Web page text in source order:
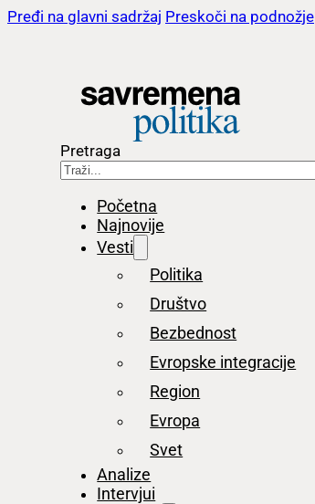
Pređi na glavni sadržaj Preskoči na podnožje
Pretraga
Početna
Najnovije
Vesti
Politika
Društvo
Bezbednost
Evropske integracije
Region
Evropa
Svet
Analize
Intervjui